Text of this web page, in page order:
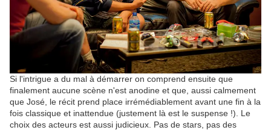
Si l'intrigue a du mal à démarrer on comprend ensuite que
finalement aucune scène n'est anodine et que, aussi calmement
que José, le récit prend place irrémédiablement avant une fin à la
fois classique et inattendue (justement là est le suspense !). Le
choix des acteurs est aussi judicieux. Pas de stars, pas des